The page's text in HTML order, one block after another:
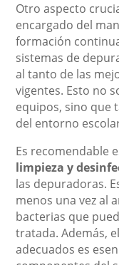
Otro aspecto
encargado del
formación
sistemas de
al tanto de las
vigentes. Esto no
equipos, sino que
del entorno
Es recomendable
limpieza y
las depuradoras.
menos una vez al
bacterias que
tratada. Además,
adecuados es